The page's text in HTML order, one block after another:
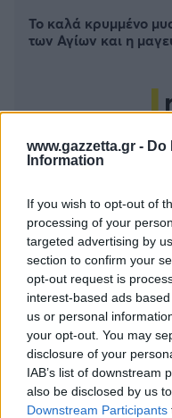
www.gazzetta.gr - Do
Information
If you wish to opt-out of
processing of your
targeted advertising by
section to confirm your
opt-out request is
interest-based ads
us or personal
your opt-out. You may
disclosure of your
IAB’s list of downstream
also be disclosed by us
Downstream Participants
Το καλά κρυμμένο
των Αγίων και η
Πήγε να γλιτώσει το
σε ξενοδοχείο: H